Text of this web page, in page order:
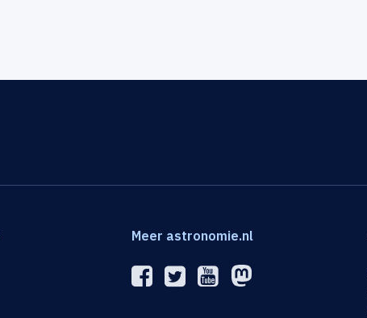
Meer astronomie.nl